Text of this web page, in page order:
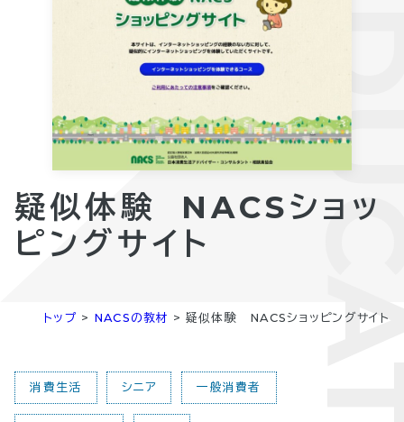
疑似体験 NACSショッ
ピングサイト
トップ > NACSの教材 > 疑似体験 NACSショッピングサイト
消費生活 シニア 一般消費者